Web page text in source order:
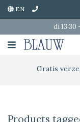
EN
di 13:30
Gratis
Products